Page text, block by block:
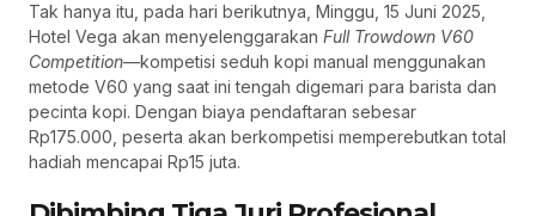
Tak hanya itu, pada hari berikutnya, Minggu, 15 Juni 2025,
Hotel Vega akan menyelenggarakan Full Trowdown V60
Competition—kompetisi seduh kopi manual menggunakan
metode V60 yang saat ini tengah digemari para barista dan
pecinta kopi. Dengan biaya pendaftaran sebesar
Rp175.000, peserta akan berkompetisi memperebutkan total
hadiah mencapai Rp15 juta.